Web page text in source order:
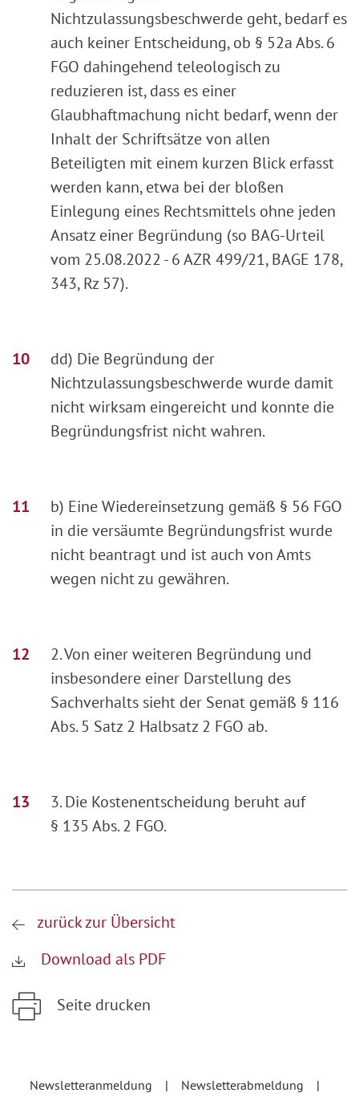
Nichtzulassungsbeschwerde geht, bedarf es
auch keiner Entscheidung, ob § 52a Abs. 6
FGO dahingehend teleologisch zu
reduzieren ist, dass es einer
Glaubhaftmachung nicht bedarf, wenn der
Inhalt der Schriftsätze von allen
Beteiligten mit einem kurzen Blick erfasst
werden kann, etwa bei der bloßen
Einlegung eines Rechtsmittels ohne jeden
Ansatz einer Begründung (so BAG-Urteil
vom 25.08.2022 - 6 AZR 499/21, BAGE 178,
343, Rz 57).
dd) Die Begründung der
Nichtzulassungsbeschwerde wurde damit
nicht wirksam eingereicht und konnte die
Begründungsfrist nicht wahren.
b) Eine Wiedereinsetzung gemäß § 56 FGO
in die versäumte Begründungsfrist wurde
nicht beantragt und ist auch von Amts
wegen nicht zu gewähren.
2. Von einer weiteren Begründung und
insbesondere einer Darstellung des
Sachverhalts sieht der Senat gemäß § 116
Abs. 5 Satz 2 Halbsatz 2 FGO ab.
3. Die Kostenentscheidung beruht auf
§ 135 Abs. 2 FGO.
zurück zur Übersicht
Download als PDF
Seite drucken
Newsletteranmeldung
Newsletterabmeldung